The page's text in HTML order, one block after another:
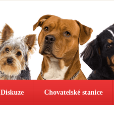
Diskuze Chovatelské stanice